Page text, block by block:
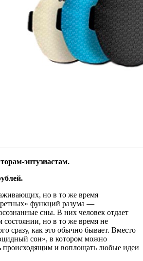
энтузиастам.
но в то же время
функций разума —
сны. В них человек отдает
состоянии, но в то же время не
сразу, как это обычно бывает. Вместо
сон», в котором можно
происходящим и воплощать любые идеи